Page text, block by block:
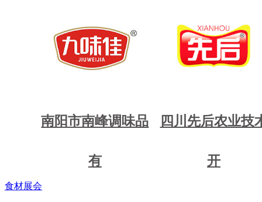
南阳市南峰调味品
有
四川先后农业技
开
食材展会